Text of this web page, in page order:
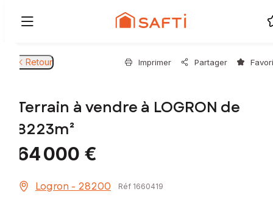
Retour Imprimer Partager
Terrain à vendre à LOGRON de
8223m²
64 000 €
Logron - 28200 Réf 1660419